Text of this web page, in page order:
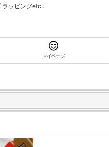
ラッピングetc...
マイページ